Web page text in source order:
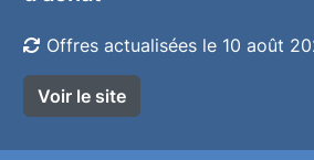
Offres actualisées le 10 août
Voir le site